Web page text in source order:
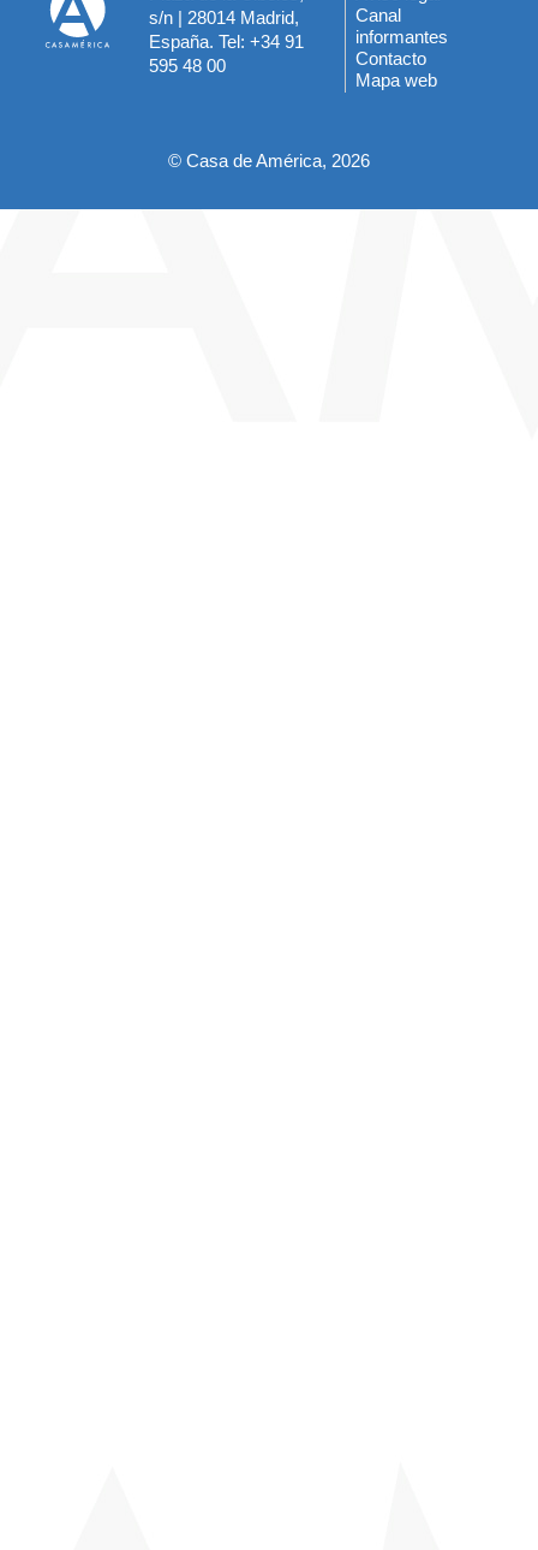
s/n | 28014 Madrid,
España. Tel: +34 91
595 48 00
del
pie
Canal
informantes
Contacto
Mapa web
© Casa de América, 2026